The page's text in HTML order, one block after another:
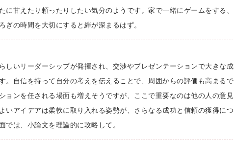
に甘えたり頼ったりしたい気分のようです。家で一緒にゲームをする、
ぎの時間を大切にすると絆が深まるはず。
しいリーダーシップが発揮され、交渉やプレゼンテーションで大きな成
。自信を持って自分の考えを伝えることで、周囲からの評価も高まるで
ョンを任される場面も増えそうですが、ここで重要なのは他の人の意見
いアイデアは柔軟に取り入れる姿勢が、さらなる成功と信頼の獲得につ
では、小論文を理論的に攻略して。